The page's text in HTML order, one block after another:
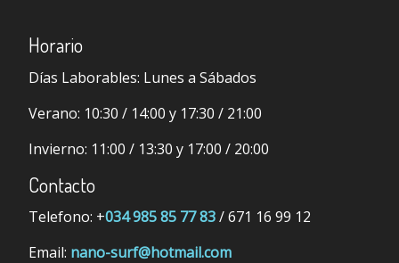
Horario
Días Laborables: Lunes a Sábados
Verano: 10:30 / 14:00 y 17:30 / 21:00
Invierno: 11:00 / 13:30 y 17:00 / 20:00
Contacto
Telefono: +034 985 85 77 83/ 671 16 99 12
Email: nano-surf@hotmail.com